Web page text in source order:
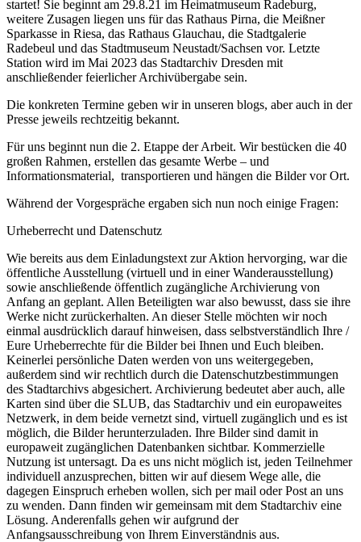
startet! Sie beginnt am 29.8.21 im Heimatmuseum Radeburg,
weitere Zusagen liegen uns für das Rathaus Pirna, die Meißner
Sparkasse in Riesa, das Rathaus Glauchau, die Stadtgalerie
Radebeul und das Stadtmuseum Neustadt/Sachsen vor. Letzte
Station wird im Mai 2023 das Stadtarchiv Dresden mit
anschließender feierlicher Archivübergabe sein.
Die konkreten Termine geben wir in unseren blogs, aber auch in der
Presse jeweils rechtzeitig bekannt.
Für uns beginnt nun die 2. Etappe der Arbeit. Wir bestücken die 40
großen Rahmen, erstellen das gesamte Werbe – und
Informationsmaterial, transportieren und hängen die Bilder vor Ort.
Während der Vorgespräche ergaben sich nun noch einige Fragen:
Urheberrecht und Datenschutz
Wie bereits aus dem Einladungstext zur Aktion hervorging, war die
öffentliche Ausstellung (virtuell und in einer Wanderausstellung)
sowie anschließende öffentlich zugängliche Archivierung von
Anfang an geplant. Allen Beteiligten war also bewusst, dass sie ihre
Werke nicht zurückerhalten. An dieser Stelle möchten wir noch
einmal ausdrücklich darauf hinweisen, dass selbstverständlich Ihre /
Eure Urheberrechte für die Bilder bei Ihnen und Euch bleiben.
Keinerlei persönliche Daten werden von uns weitergegeben,
außerdem sind wir rechtlich durch die Datenschutzbestimmungen
des Stadtarchivs abgesichert. Archivierung bedeutet aber auch, alle
Karten sind über die SLUB, das Stadtarchiv und ein europaweites
Netzwerk, in dem beide vernetzt sind, virtuell zugänglich und es ist
möglich, die Bilder herunterzuladen. Ihre Bilder sind damit in
europaweit zugänglichen Datenbanken sichtbar. Kommerzielle
Nutzung ist untersagt. Da es uns nicht möglich ist, jeden Teilnehmer
individuell anzusprechen, bitten wir auf diesem Wege alle, die
dagegen Einspruch erheben wollen, sich per mail oder Post an uns
zu wenden. Dann finden wir gemeinsam mit dem Stadtarchiv eine
Lösung. Anderenfalls gehen wir aufgrund der
Anfangsausschreibung von Ihrem Einverständnis aus.